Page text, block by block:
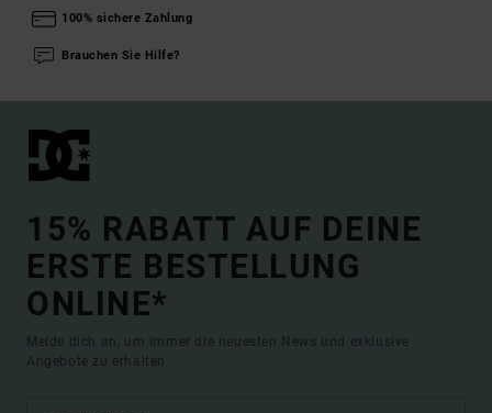
100% sichere Zahlung
Brauchen Sie Hilfe?
15% RABATT AUF DEINE
ERSTE BESTELLUNG
ONLINE*
Melde dich an, um immer die neuesten News und exklusive
Angebote zu erhalten.